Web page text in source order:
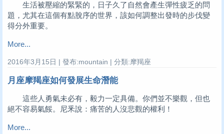
生活被壓縮的緊緊的，日子久了自然會產生彈性疲乏的問
題，尤其在這個有點脫序的世界，該如何調整出發時的步伐變
得分外重要。
More...
2016年3月15日 | 發布:mountain | 分類:摩羯座
月座摩羯座如何發展生命潛能
這些人勇氣未必有，毅力一定具備。你們並不樂觀，但也
絕不容易氣餒。尼釆說：痛苦的人沒悲觀的權利！
More...